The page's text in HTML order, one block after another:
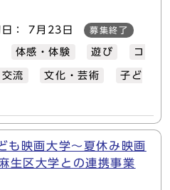
日： 7月23日 募集終了
体感・体験 遊び コ
流 文化・芸術 子ど
も映画大学～夏休み映画
生区大学との連携事業